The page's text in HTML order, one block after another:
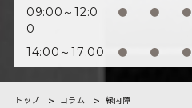
09:00～12:0
0
● ● ●
14:00～17:00 ● ● ●
トップ コラム 緑内障